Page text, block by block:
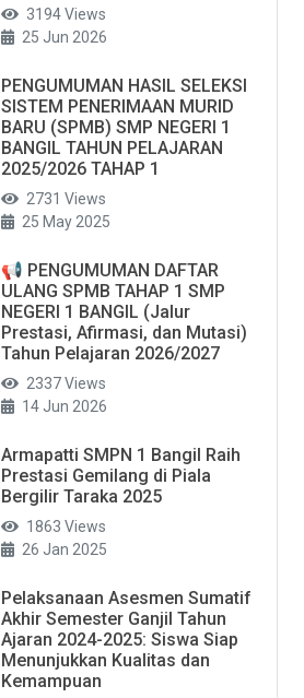
3194 Views
25 Jun 2026
PENGUMUMAN HASIL SELEKSI
SISTEM PENERIMAAN MURID
BARU (SPMB) SMP NEGERI 1
BANGIL TAHUN PELAJARAN
2025/2026 TAHAP 1
2731 Views
25 May 2025
📢 PENGUMUMAN DAFTAR
ULANG SPMB TAHAP 1 SMP
NEGERI 1 BANGIL (Jalur
Prestasi, Afirmasi, dan Mutasi)
Tahun Pelajaran 2026/2027
2337 Views
14 Jun 2026
Armapatti SMPN 1 Bangil Raih
Prestasi Gemilang di Piala
Bergilir Taraka 2025
1863 Views
26 Jan 2025
Pelaksanaan Asesmen Sumatif
Akhir Semester Ganjil Tahun
Ajaran 2024-2025: Siswa Siap
Menunjukkan Kualitas dan
Kemampuan